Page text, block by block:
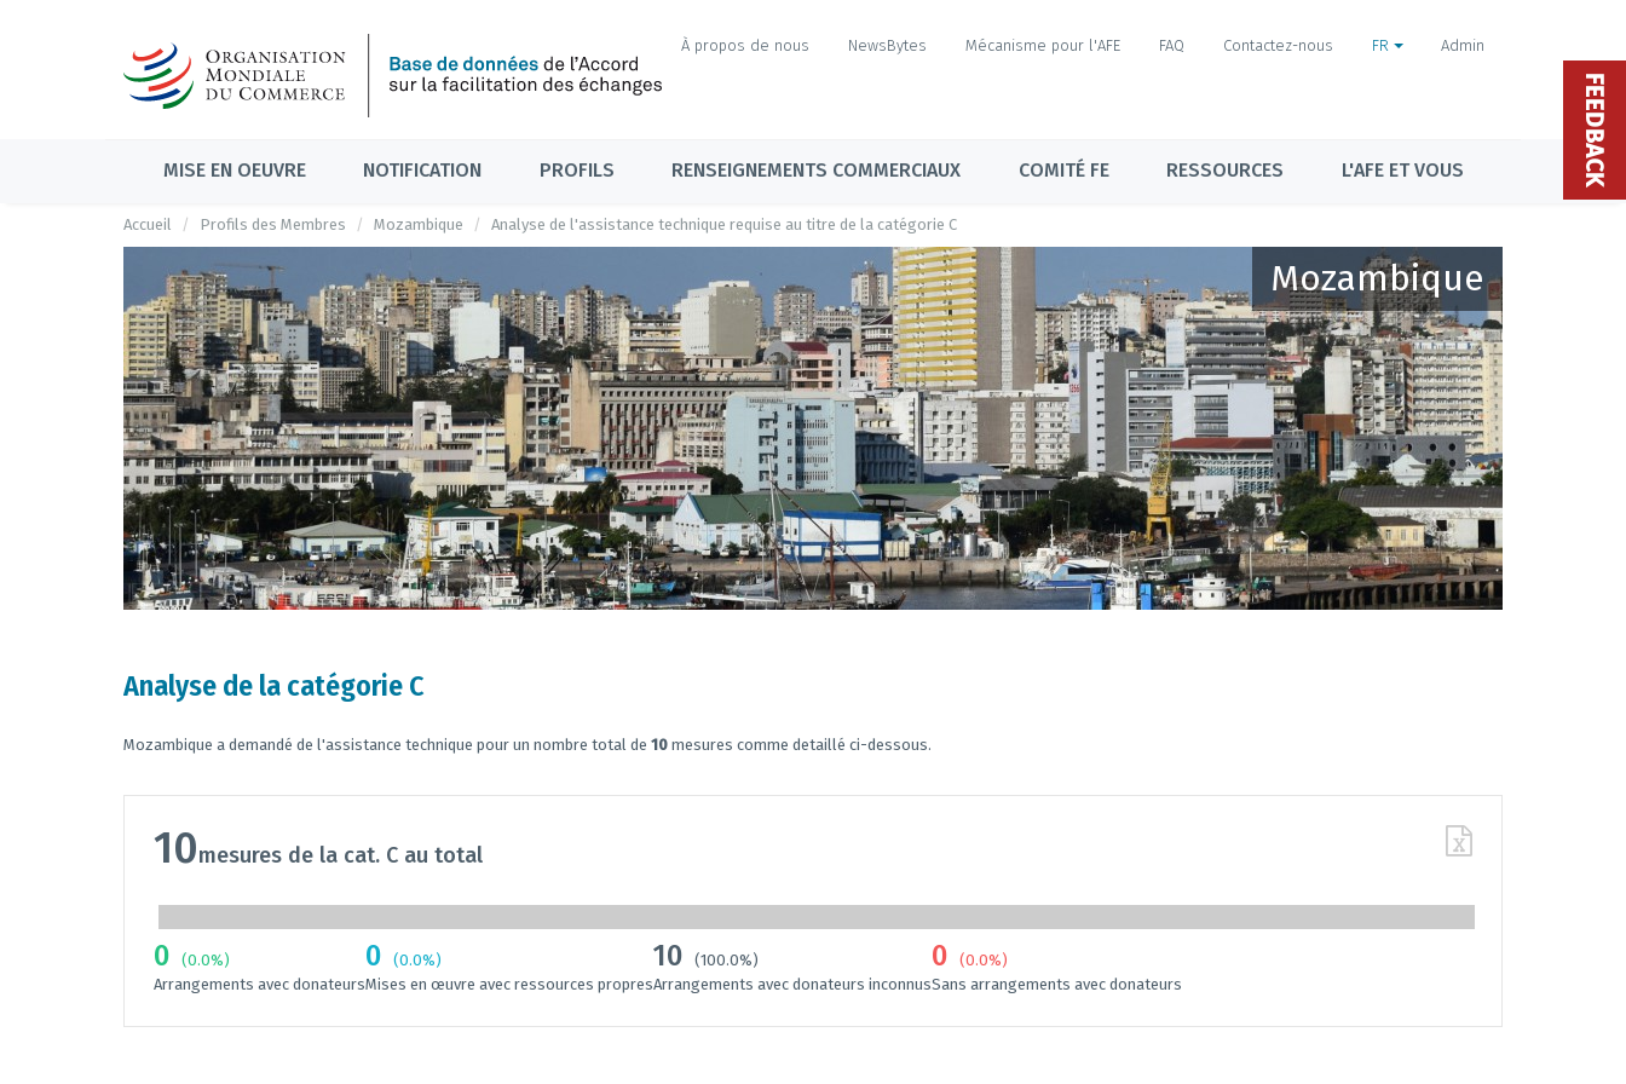
À propos de nous NewsBytes Mécanisme pour l'AFE FAQ Contactez-nous FR Admin
MISE EN OEUVRE NOTIFICATION PROFILS RENSEIGNEMENTS COMMERCIAUX COMITÉ FE RESSOURCES L'AFE ET VOUS
Accueil Profils des Membres Mozambique Analyse de l'assistance technique requise au titre de la catégorie C
Mozambique
Analyse de la catégorie C
Mozambique a demandé de l'assistance technique pour un nombre total de 10 mesures comme detaillé ci-dessous.
10mesures de la cat. C au total
0
(0.0%)
Arrangements avec donateurs
0
(0.0%)
Mises en œuvre avec ressources propres
10
(100.0%)
Arrangements avec donateurs inconnus
0
(0.0%)
Sans arrangements avec donateurs
FEEDBACK